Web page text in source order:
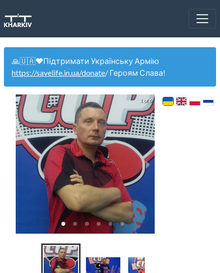
🙏🇺🇦❤️Підтримати Українську Армію
https://savelife.in.ua/donate/ Героям Слава!
1 of 6